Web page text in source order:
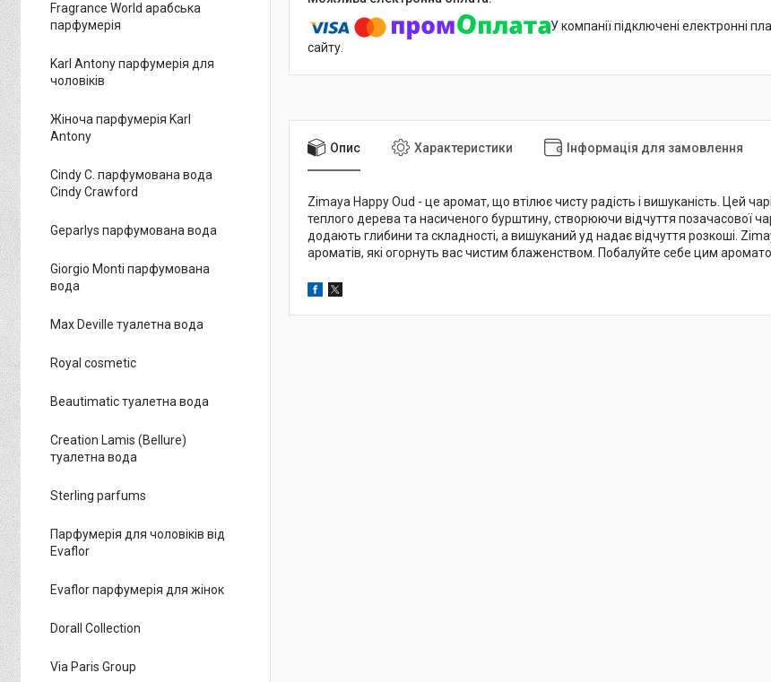
У компанії підключені електронні
сайту.
Опис Характеристики Інформація для замовлення
Zimaya Happy Oud - це аромат, що втілює чисту радість і вишуканість. Цей
теплого дерева та насиченого бурштину, створюючи відчуття позачасової
додають глибини та складності, а вишуканий уд надає відчуття розкоші.
ароматів, які огорнуть вас чистим блаженством. Побалуйте себе цим
Fragrance World арабська
парфумерія
Karl Antony парфумерія для
чоловіків
Жіноча парфумерія Karl
Antony
Cindy C. парфумована вода
Cindy Crawford
Geparlys парфумована вода
Giorgio Monti парфумована
вода
Max Deville туалетна вода
Royal cosmetic
Beautimatic туалетна вода
Creation Lamis (Bellure)
туалетна вода
Sterling parfums
Парфумерія для чоловіків від
Evaflor
Evaflor парфумерія для жінок
Dorall Collection
Via Paris Group